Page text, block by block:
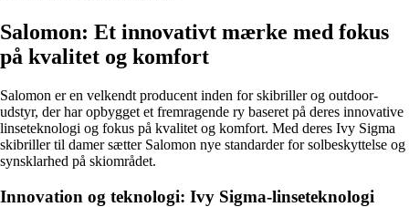
Salomon: Et innovativt mærke med fokus
på kvalitet og komfort
Salomon er en velkendt producent inden for skibriller og outdoor-
udstyr, der har opbygget et fremragende ry baseret på deres innovative
linseteknologi og fokus på kvalitet og komfort. Med deres Ivy Sigma
skibriller til damer sætter Salomon nye standarder for solbeskyttelse og
synsklarhed på skiområdet.
Innovation og teknologi: Ivy Sigma-linseteknologi